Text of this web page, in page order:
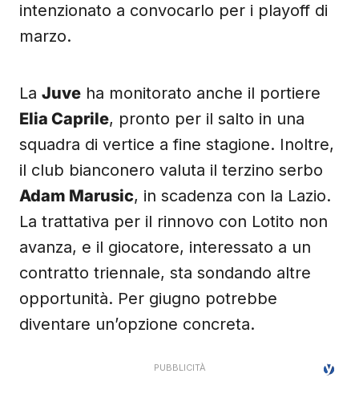
intenzionato a convocarlo per i playoff di
marzo.
La Juve ha monitorato anche il portiere
Elia Caprile, pronto per il salto in una
squadra di vertice a fine stagione. Inoltre,
il club bianconero valuta il terzino serbo
Adam Marusic, in scadenza con la Lazio.
La trattativa per il rinnovo con Lotito non
avanza, e il giocatore, interessato a un
contratto triennale, sta sondando altre
opportunità. Per giugno potrebbe
diventare un’opzione concreta.